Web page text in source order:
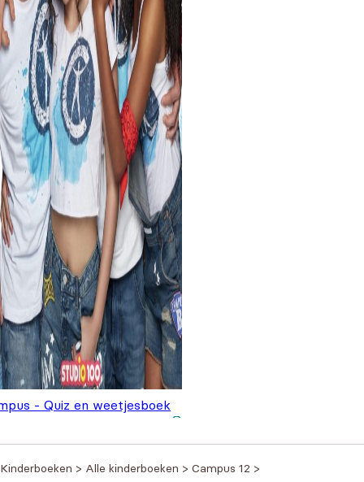
- Quiz en weetjesboek
Kinderboeken > Alle kinderboeken > Campus 12 >